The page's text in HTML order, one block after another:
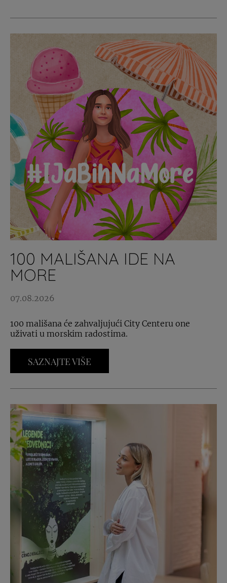
100 MALIŠANA IDE NA
MORE
07.08.2026
100 mališana će zahvaljujući City Centeru one
uživati u morskim radostima.
SAZNAJTE VIŠE